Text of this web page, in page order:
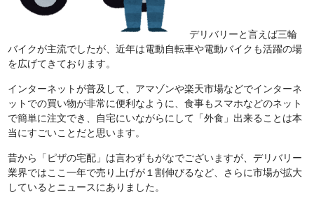
デリバリーと言えば三輪
バイクが主流でしたが、近年は電動自転車や電動バイクも活躍の場
を広げてきております。
インターネットが普及して、アマゾンや楽天市場などでインターネ
ットでの買い物が非常に便利なように、食事もスマホなどのネット
で簡単に注文でき、自宅にいながらにして「外食」出来ることは本
当にすごいことだと思います。
昔から「ピザの宅配」は言わずもがなでございますが、デリバリー
業界ではここ一年で売り上げが１割伸びるなど、さらに市場が拡大
しているとニュースにありました。